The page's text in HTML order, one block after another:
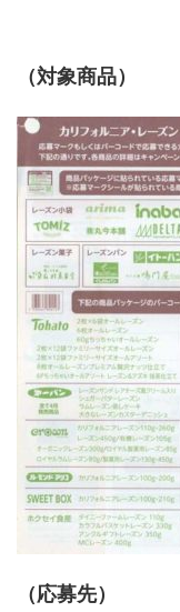
（対象商品）
（応募先）